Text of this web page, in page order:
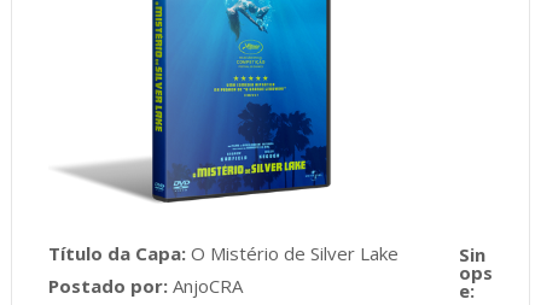
Título da Capa:O Mistério de Silver Lake
Postado por:AnjoCRA